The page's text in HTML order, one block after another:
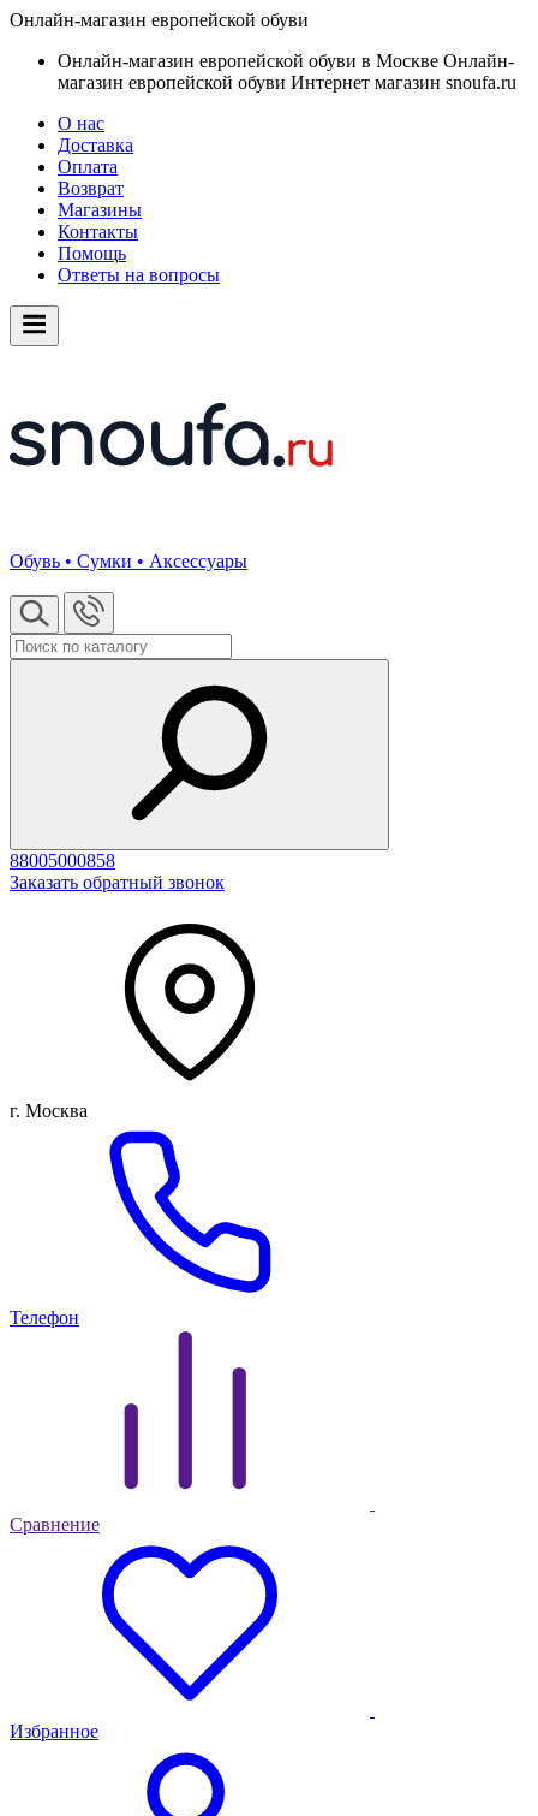
Онлайн-магазин европейской обуви
Онлайн-магазин европейской обуви в Москве Онлайн-
магазин европейской обуви Интернет магазин snoufa.ru
О нас
Доставка
Оплата
Возврат
Магазины
Контакты
Помощь
Ответы на вопросы
Обувь • Сумки • Аксессуары
88005000858
Заказать обратный звонок
г. Москва
Телефон
Сравнение
Избранное